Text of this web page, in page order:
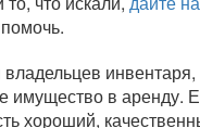
инвентаря,
имущество в аренду.
хороший,